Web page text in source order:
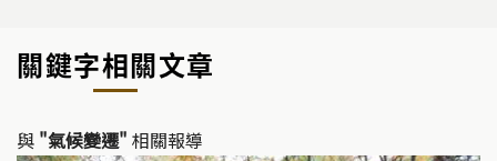
關鍵字相關文章
與 "氣候變遷" 相關報導